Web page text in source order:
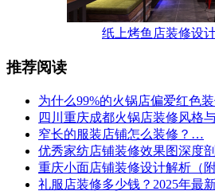
纸上烤鱼店装修设
推荐阅读
为什么99%的火锅店偏爱红色
四川重庆成都火锅店装修风格
窄长的服装店铺怎么装修？…
优秀家纺店铺装修效果图深度
重庆小面店铺装修设计解析（
礼服店装修多少钱？2025年最